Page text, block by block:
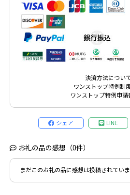
決済方法につい
ワンストップ特例制
ワンストップ特例申請
シェア LINE
お礼の品の感想（0件）
まだこのお礼の品に感想は投稿されてい